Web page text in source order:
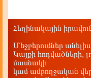
Հեղինակային
Մեջբերումներ
Կայքի հոդվածների,
մասնակի
կամ ամբողջական